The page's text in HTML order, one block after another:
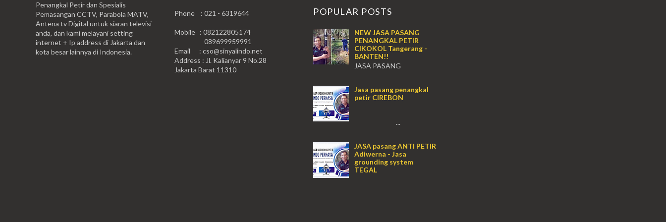
Penangkal Petir dan Spesialis
Pemasangan CCTV, Parabola MATV,
Antena tv Digital untuk siaran televisi
anda, dan kami melayani setting
internet + Ip address di Jakarta dan
kota besar lainnya di Indonesia.
Phone : 021 - 6319644
Mobile : 082122805174
089699959991
Email : cso@sinyalindo.net
Address : Jl. Kalianyar 9 No.28
Jakarta Barat 11310
POPULAR POSTS
NEW JASA PASANG
PENANGKAL PETIR
CIKOKOL Tangerang -
BANTEN!!
JASA PASANG
PENANGKAL PETIR CIKOKOL
TANGERANG , JASA PENANGKAL
PETIR CIKOKOL TANGERANG ...
Jasa pasang penangkal
petir CIREBON
...
JASA pasang ANTI PETIR
Adiwerna - Jasa
grounding system
TEGAL